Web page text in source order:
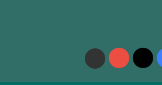
فيسبوك ‫X
‫YouTubeواتساب